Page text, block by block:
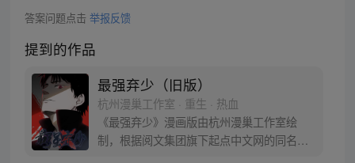
答案问题点击 举报反馈
提到的作品
最强弃少（旧版）
杭州漫巢工作室 · 重生 · 热血
《最强弃少》漫画版由杭州漫巢工作室绘
制，根据阅文集团旗下起点中文网的同名小